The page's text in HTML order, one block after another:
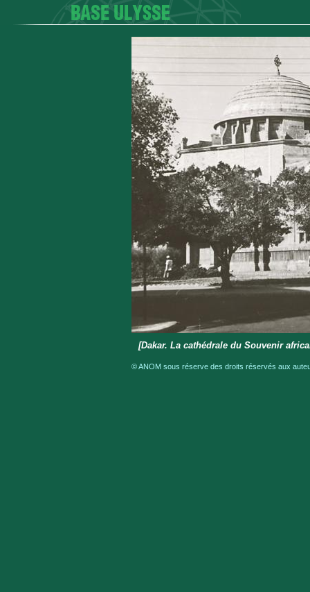
[Dakar. La cathédrale du Souvenir
© ANOM sous réserve des droits réservés aux